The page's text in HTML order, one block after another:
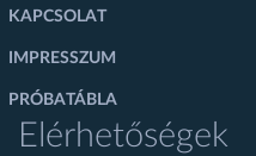
KAPCSOLAT
IMPRESSZUM
PRÓBATÁBLA
Elérhetőségek